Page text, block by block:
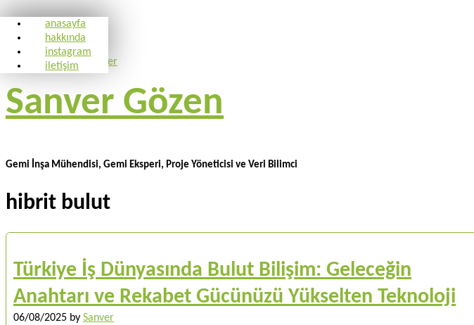
anasayfa
hakkında
instagram
iletişim
Sanver Gözen
Gemi İnşa Mühendisi, Gemi Eksperi, Proje Yöneticisi ve Veri Bilimci
hibrit bulut
Türkiye İş Dünyasında Bulut Bilişim: Geleceğin
Anahtarı ve Rekabet Gücünüzü Yükselten Teknoloji
06/08/2025 by Sanver